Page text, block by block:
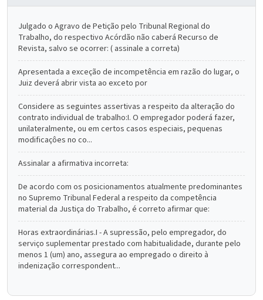
Julgado o Agravo de Petição pelo Tribunal Regional do
Trabalho, do respectivo Acórdão não caberá Recurso de
Revista, salvo se ocorrer: ( assinale a correta)
Apresentada a exceção de incompetência em razão do lugar, o
Juiz deverá abrir vista ao exceto por
Considere as seguintes assertivas a respeito da alteração do
contrato individual de trabalho:I. O empregador poderá fazer,
unilateralmente, ou em certos casos especiais, pequenas
modificaçôes no co...
Assinalar a afirmativa incorreta:
De acordo com os posicionamentos atualmente predominantes
no Supremo Tribunal Federal a respeito da competência
material da Justiça do Trabalho, é correto afirmar que:
Horas extraordinárias.I - A supressão, pelo empregador, do
serviço suplementar prestado com habitualidade, durante pelo
menos 1 (um) ano, assegura ao empregado o direito à
indenização correspondent...